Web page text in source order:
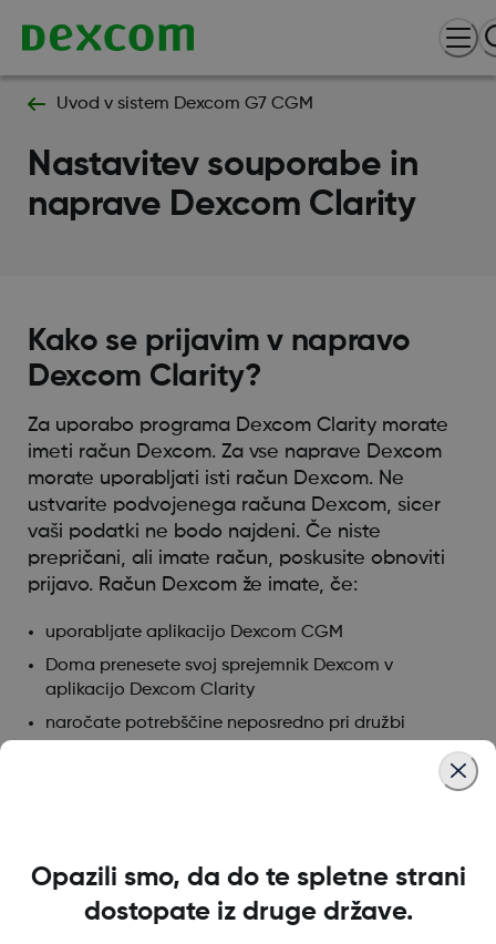
Uvod v sistem Dexcom G7 CGM
Nastavitev souporabe in
naprave Dexcom Clarity
Kako se prijavim v napravo
Dexcom Clarity?
Za uporabo programa Dexcom Clarity morate
imeti račun Dexcom. Za vse naprave Dexcom
morate uporabljati isti račun Dexcom. Ne
ustvarite podvojenega računa Dexcom, sicer
vaši podatki ne bodo najdeni. Če niste
prepričani, ali imate račun, poskusite obnoviti
prijavo. Račun Dexcom že imate, če:
uporabljate aplikacijo Dexcom CGM
Doma prenesete svoj sprejemnik Dexcom v
aplikacijo Dexcom Clarity
naročate potrebščine neposredno pri družbi
ponastavite svoje uporabniško
Was this article helpful?
Opazili smo, da do te spletne strani
dostopate iz druge države.